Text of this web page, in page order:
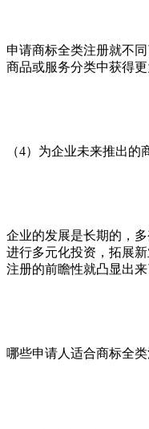
申请商标全类注册就不
商品或服务分类中获得更
（4）为企业未来推出
企业的发展是长期的，
进行多元化投资，拓展
注册的前瞻性就凸显出来
哪些申请人适合商标全类